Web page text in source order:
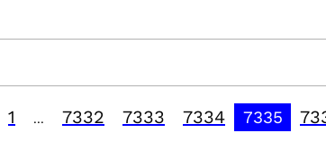
1 7332 7333 7334 7335